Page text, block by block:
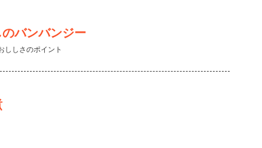
バンバンジー
ししさのポイント